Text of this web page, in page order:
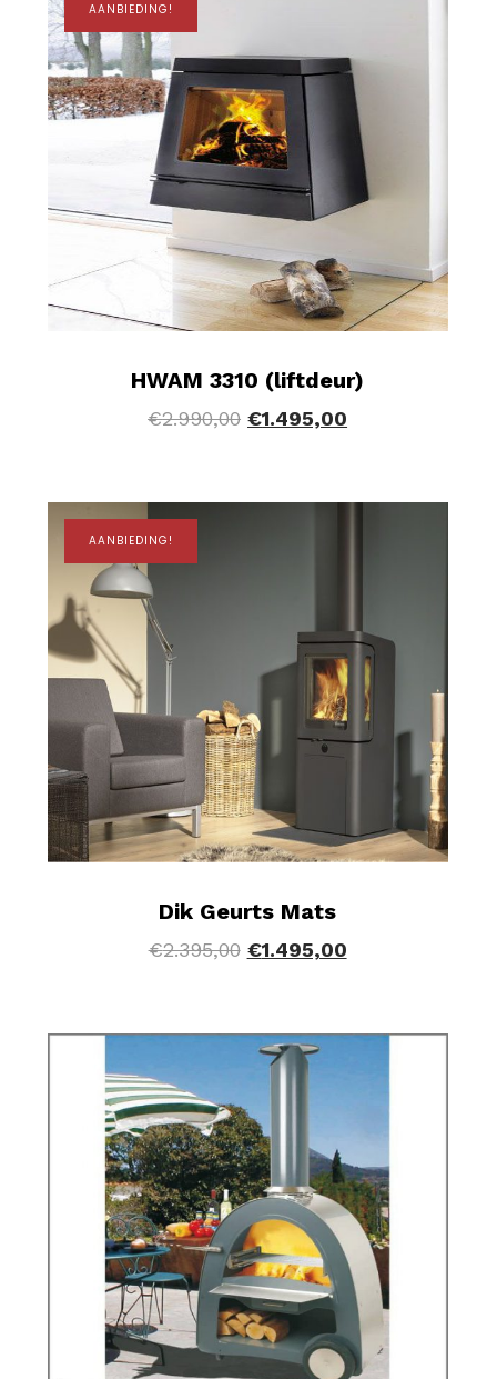
AANBIEDING!
HWAM 3310 (liftdeur)
€2.990,00 €1.495,00
AANBIEDING!
Dik Geurts Mats
€2.395,00 €1.495,00